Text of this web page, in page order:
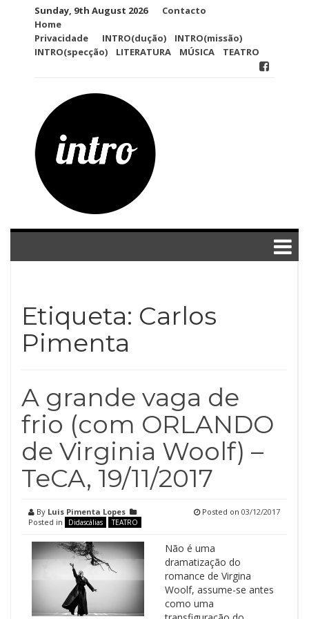
Sunday, 9th August 2026
Contacto
Home
Privacidade
INTRO(dução)
INTRO(missão)
INTRO(specção)
LITERATURA MÚSICA TEATRO
Etiqueta: Carlos
Pimenta
A grande vaga de
frio (com ORLANDO
de Virginia Woolf) –
TeCA, 19/11/2017
By Luis Pimenta Lopes
Posted in
Didascálias TEATRO
Posted on 03/12/2017
Não é uma
dramatização do
romance de Virgina
Woolf, assume-se antes
como uma